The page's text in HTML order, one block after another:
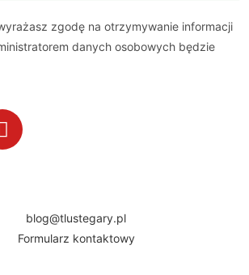
zgodę na otrzymywanie informacji
danych osobowych będzie
blog@tlustegary.pl
Formularz kontaktowy